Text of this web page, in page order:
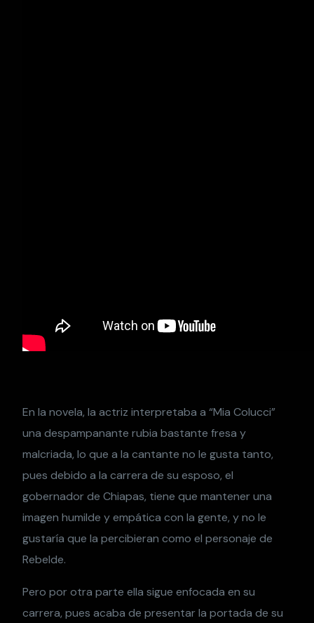
En la novela, la actriz interpretaba a “Mia Colucci”
una despampanante rubia bastante fresa y
malcriada, lo que a la cantante no le gusta tanto,
pues debido a la carrera de su esposo, el
gobernador de Chiapas, tiene que mantener una
imagen humilde y empática con la gente, y no le
gustaría que la percibieran como el personaje de
Rebelde.
Pero por otra parte ella sigue enfocada en su
carrera, pues acaba de presentar la portada de su